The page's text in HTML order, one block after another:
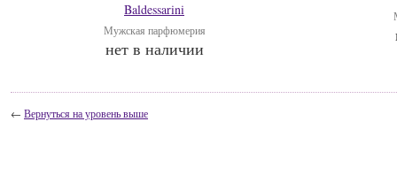
Baldessarini
Мужская парфюмерия
нет в наличии
← Вернуться на уровень выше